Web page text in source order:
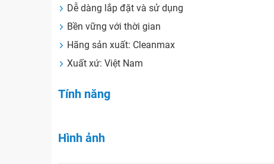
Dễ dàng lắp đặt và sử dụng
Bền vững với thời gian
Hãng sản xuất: Cleanmax
Xuất xứ: Việt Nam
Tính năng
Hình ảnh